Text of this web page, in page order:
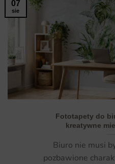
CZYTAJ
Fototapety do
kreatywne
Biuro nie musi
pozbawione
07
sie